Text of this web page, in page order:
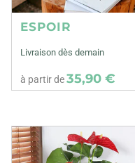
ESPOIR
Livraison dès demain
à partir de35,90 €